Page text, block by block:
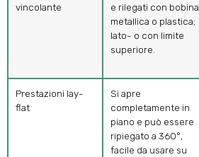
vincolante
e rilegati con bobina
metallica o plastica;
lato- o con limite
superiore.
Prestazioni lay-
flat
Si apre
completamente in
piano e può essere
ripiegato a 360°,
facile da usare su